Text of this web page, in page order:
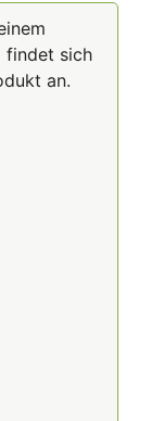
findet sich
an.